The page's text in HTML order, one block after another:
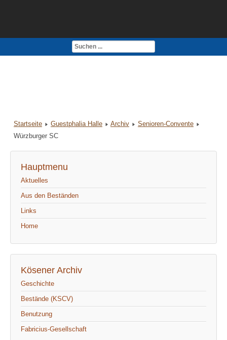
Impressum
Startseite Guestphalia Halle Archiv
Senioren-Convente
Würzburger SC
Hauptmenu
Aktuelles
Aus den Beständen
Links
Home
Kösener Archiv
Geschichte
Bestände (KSCV)
Benutzung
Fabricius-Gesellschaft